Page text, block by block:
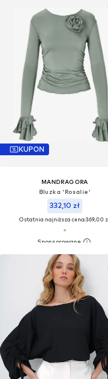
KUPON
MANDRAGORA
Bluzka 'Rosalie'
332,10 zł
Ostatnia najniższa cena:369,00